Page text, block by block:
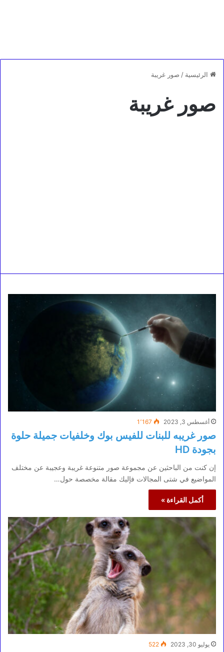
الرئيسية / صور غريبة
صور غريبة
أغسطس 3, 2023 1٬167
صور غريبه للبنات للفيس بوك وخلفيات جميلة حلوة
بجودة HD
إن كنت من الباحثين عن مجموعة صور متنوعة غريبة وعجيبة عن مختلف
المواضيع في شتى المجالات فإليك مقالة مخصصة حول…
أكمل القراءة »
يوليو 30, 2023 522